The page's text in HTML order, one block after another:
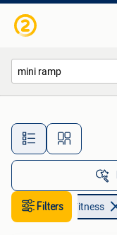
Filters
Sport en Fitness